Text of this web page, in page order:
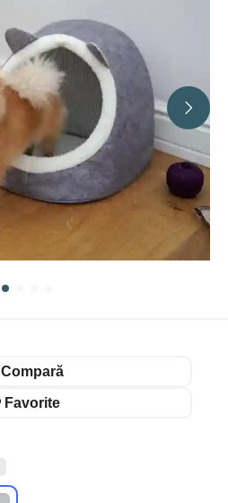
Compară
Favorite